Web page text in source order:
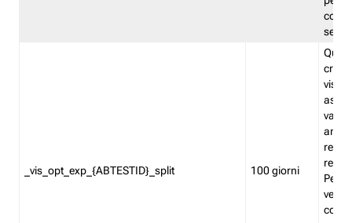
_vis_opt_exp_{ABTESTID}_split 100 giorni